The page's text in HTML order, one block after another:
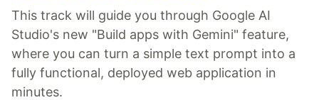
This track will guide you through Google AI
Studio's new "Build apps with Gemini" feature,
where you can turn a simple text prompt into a
fully functional, deployed web application in
minutes.